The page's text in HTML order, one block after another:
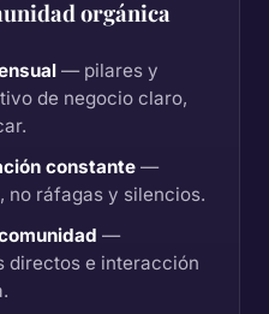
orgánica
— pilares y
de negocio claro,
constante —
no ráfagas y silencios.
—
directos e interacción